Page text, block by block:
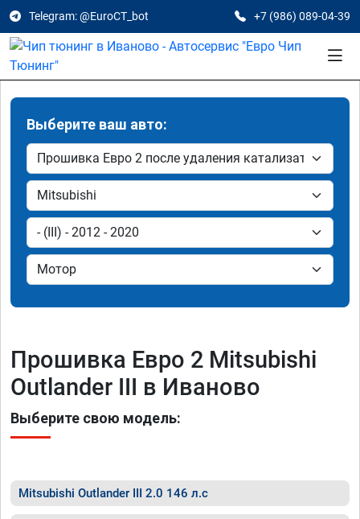
Telegram: @EuroCT_bot +7 (986) 089-04-39
Выберите ваш авто:
Прошивка Евро 2 Mitsubishi
Outlander III в Иваново
Выберите свою модель:
Mitsubishi Outlander III 2.0 146 л.с